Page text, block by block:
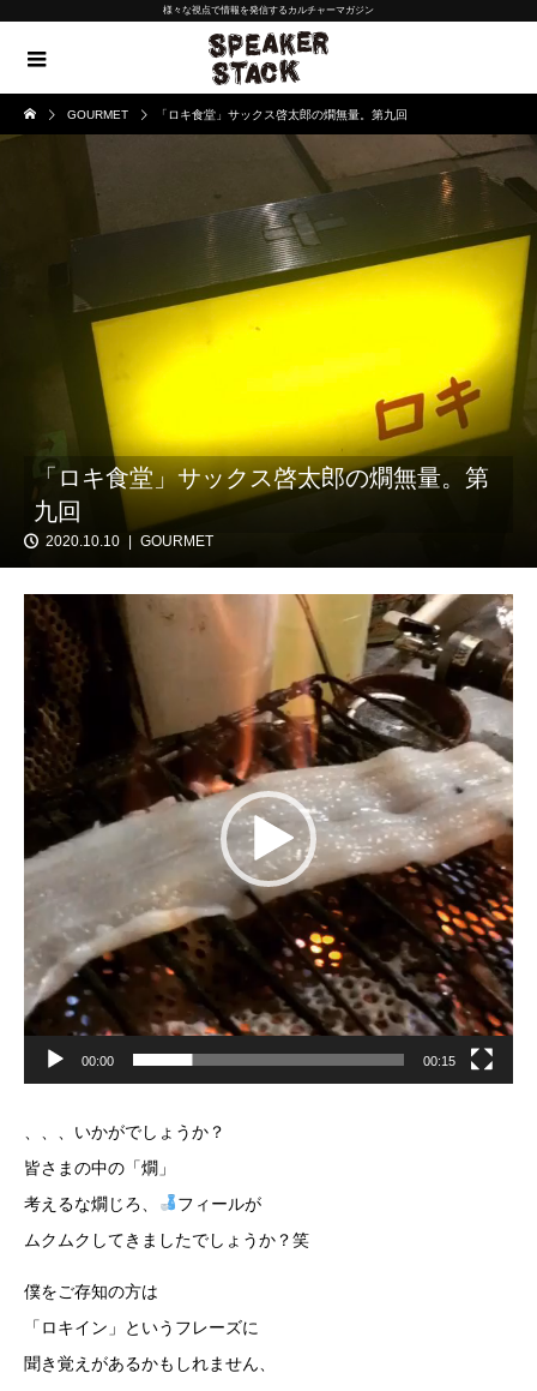
様々な視点で情報を発信するカルチャーマガジン
GOURMET 「ロキ食堂」サックス啓太郎の燗無量。第九回
「ロキ食堂」サックス啓太郎の燗無量。第
九回
2020.10.10 GOURMET
動
画
ー
00:00 00:15
、、、いかがでしょうか？
皆さまの中の「燗」
考えるな燗じろ、
フィールが
ムクムクしてきましたでしょうか？笑
僕をご存知の方は
「ロキイン」というフレーズに
聞き覚えがあるかもしれません、